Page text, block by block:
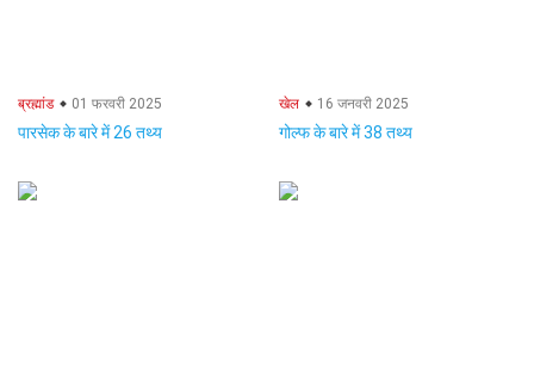
ब्रह्मांड 01 फरवरी 2025
पारसेक के बारे में 26 तथ्य
खेल 16 जनवरी 2025
गोल्फ के बारे में 38 तथ्य